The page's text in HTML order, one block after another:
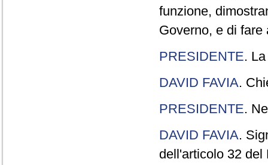
funzione,
Governo, e di
PRESIDENTE.
DAVID FAVIA.
PRESIDENTE.
DAVID FAVIA.
dell'articolo 32 del